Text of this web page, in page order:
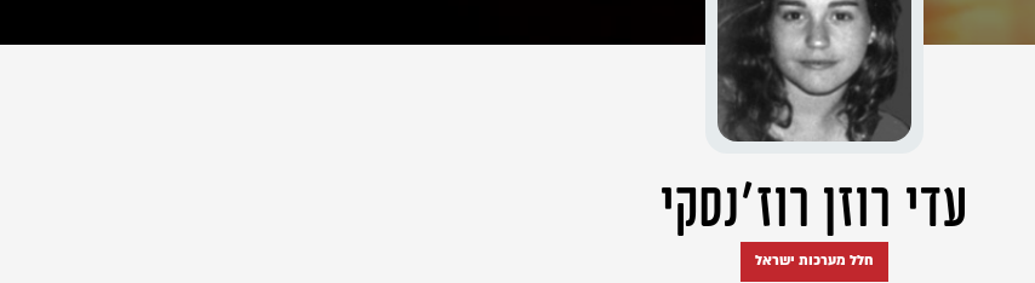
עדי רוזן רוז'נסקי
חלל מערכות ישראל